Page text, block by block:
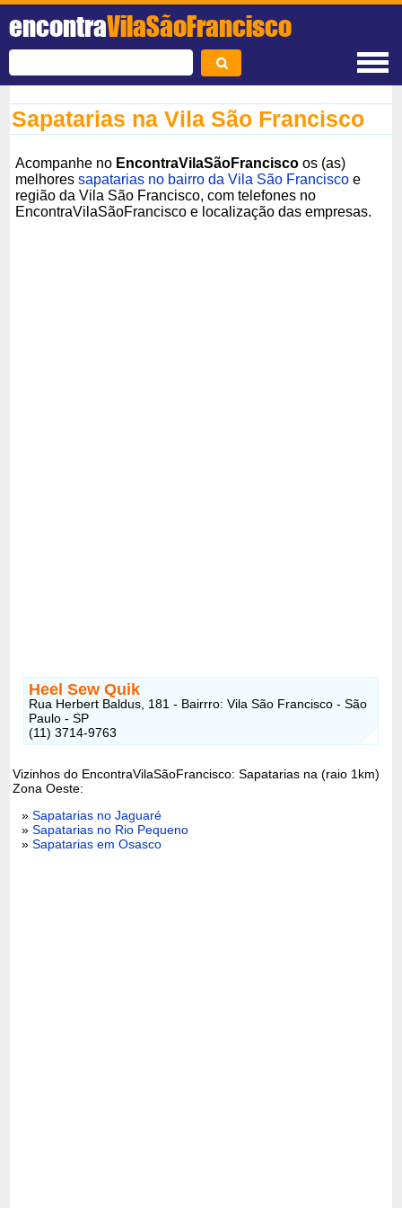
encontraVilaSãoFrancisco
Sapatarias na Vila São Francisco
Acompanhe no EncontraVilaSãoFrancisco os (as)
melhoressapatarias no bairro da Vila São Francisco e
região da Vila São Francisco, com telefones no
EncontraVilaSãoFrancisco e localização das empresas.
Heel Sew Quik
Rua Herbert Baldus, 181 - Bairrro: Vila São Francisco - São
Paulo - SP
(11) 3714-9763
Vizinhos do EncontraVilaSãoFrancisco: Sapatarias na (raio 1km)
Zona Oeste:
»Sapatarias no Jaguaré
»Sapatarias no Rio Pequeno
»Sapatarias em Osasco